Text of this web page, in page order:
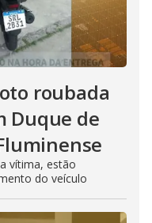
roubada
Duque de
vítima, estão
do veículo